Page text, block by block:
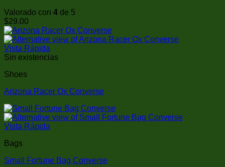
Valorado con 4 de 5
$29.00
Vista Rápida
Sin existencias
Shoes
Arizona Racer Ox Converse
Vista Rápida
Bags
Small Fortune Bag Converse